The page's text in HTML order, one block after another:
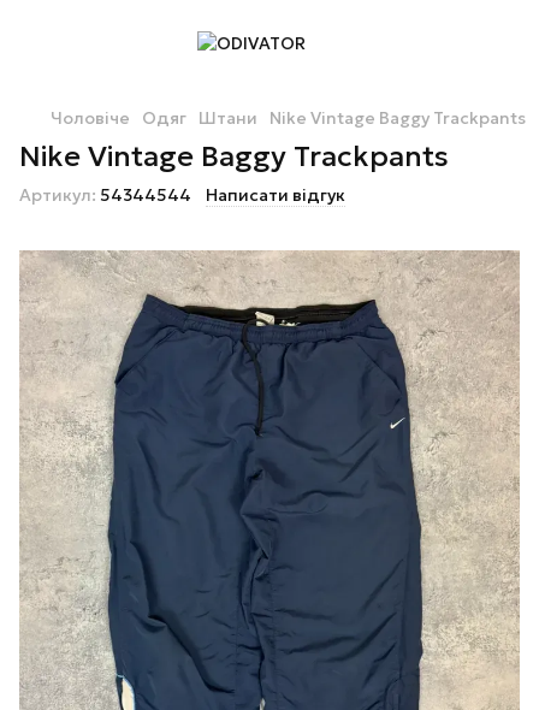
Чоловіче Одяг Штани Nike Vintage Baggy Trackpants
Nike Vintage Baggy Trackpants
Артикул: 54344544 Написати відгук